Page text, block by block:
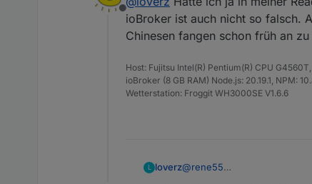
I need to ask which platform
What role are you? Are you
Can you tell me your E-mail
Why do you apply for api?*
Offline
ioBroker ist auch nicht so falsch.
Chinesen fangen schon früh an
Host: Fujitsu Intel(R) Pentium(R) CPU
ioBroker (8 GB RAM) Node.js: 20.19.1, NPM:
Wetterstation: Froggit WH3000SE V1.6.6
L loverz@rene55